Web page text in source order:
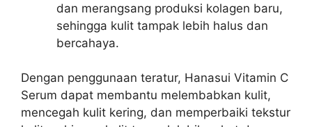
dan merangsang produksi kolagen baru,
sehingga kulit tampak lebih halus dan
bercahaya.
Dengan penggunaan teratur, Hanasui Vitamin C
Serum dapat membantu melembabkan kulit,
mencegah kulit kering, dan memperbaiki tekstur